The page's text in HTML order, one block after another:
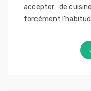
accepter : de
forcément